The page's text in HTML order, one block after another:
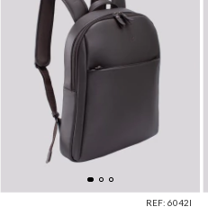
REF: 6042I